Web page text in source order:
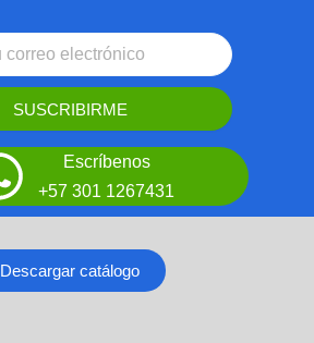
SUSCRIBIRME
Escríbenos
+57 301 1267431
Descargar catálogo